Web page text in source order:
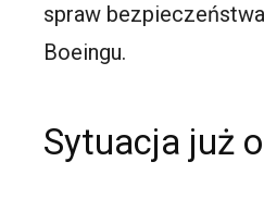
spraw
Boeingu.
Sytuacja już